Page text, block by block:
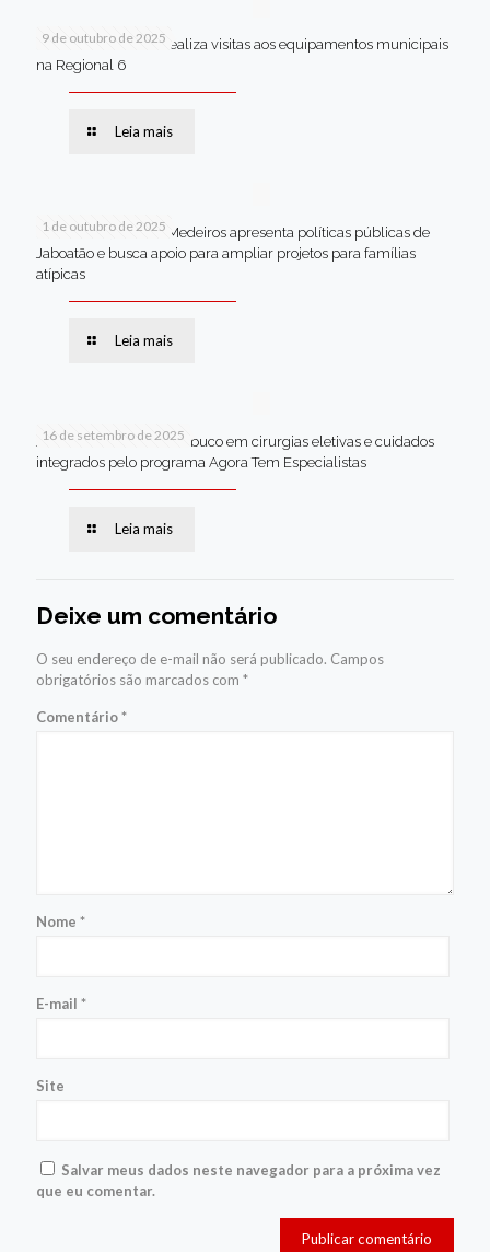
9 de outubro de 2025
Van dos secretários realiza visitas aos equipamentos municipais
na Regional 6
Leia mais
1 de outubro de 2025
Em Brasília, Andréa Medeiros apresenta políticas públicas de
Jaboatão e busca apoio para ampliar projetos para famílias
atípicas
Leia mais
16 de setembro de 2025
Jaboatão lidera Pernambuco em cirurgias eletivas e cuidados
integrados pelo programa Agora Tem Especialistas
Leia mais
Deixe um comentário
O seu endereço de e-mail não será publicado. Campos
obrigatórios são marcados com *
Comentário*
Nome *
E-mail *
Site
Salvar meus dados neste navegador para a próxima vez
que eu comentar.